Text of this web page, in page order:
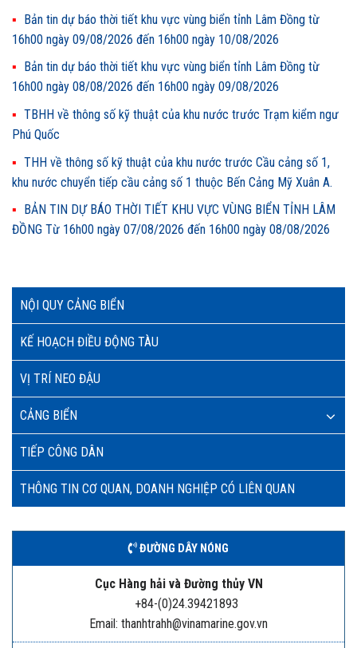
NỘI QUY CẢNG BIỂN
KẾ HOẠCH ĐIỀU ĐỘNG TÀU
VỊ TRÍ NEO ĐẬU
CẢNG BIỂN
TIẾP CÔNG DÂN
THÔNG TIN CƠ QUAN, DOANH NGHIỆP CÓ LIÊN QUAN
ĐƯỜNG DÂY NÓNG
Cục Hàng hải và Đường thủy VN
+84-(0)24.39421893
Email: thanhtrahh@vinamarine.gov.vn
Bản tin dự báo thời tiết khu vực vùng biển tỉnh Lâm Đồng từ
16h00 ngày 09/08/2026 đến 16h00 ngày 10/08/2026
Bản tin dự báo thời tiết khu vực vùng biển tỉnh Lâm Đồng từ
16h00 ngày 08/08/2026 đến 16h00 ngày 09/08/2026
TBHH về thông số kỹ thuật của khu nước trước Trạm kiểm ngư
Phú Quốc
THH về thông số kỹ thuật của khu nước trước Cầu cảng số 1,
khu nước chuyển tiếp cầu cảng số 1 thuộc Bến Cảng Mỹ Xuân A.
BẢN TIN DỰ BÁO THỜI TIẾT KHU VỰC VÙNG BIỂN TỈNH LÂM
ĐỒNG Từ 16h00 ngày 07/08/2026 đến 16h00 ngày 08/08/2026